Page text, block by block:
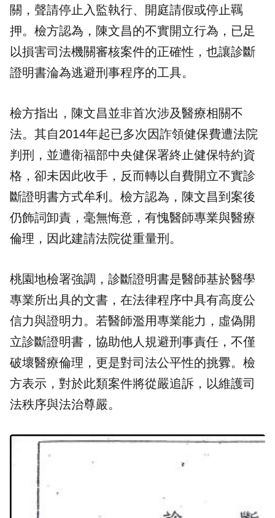
關，聲請停止入監執行、開庭請假或停止羈
押。檢方認為，陳文昌的不實開立行為，已足
以損害司法機關審核案件的正確性，也讓診斷
證明書淪為逃避刑事程序的工具。
檢方指出，陳文昌並非首次涉及醫療相關不
法。其自2014年起已多次因詐領健保費遭法院
判刑，並遭衛福部中央健保署終止健保特約資
格，卻未因此收手，反而轉以自費開立不實診
斷證明書方式牟利。檢方認為，陳文昌到案後
仍飾詞卸責，毫無悔意，有愧醫師專業與醫療
倫理，因此建請法院從重量刑。
桃園地檢署強調，診斷證明書是醫師基於醫學
專業所出具的文書，在法律程序中具有高度公
信力與證明力。若醫師濫用專業能力，虛偽開
立診斷證明書，協助他人規避刑事責任，不僅
破壞醫療倫理，更是對司法公平性的挑釁。檢
方表示，對於此類案件將從嚴追訴，以維護司
法秩序與法治尊嚴。